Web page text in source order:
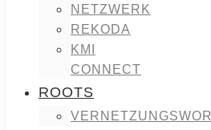
NETZWERK
REKODA
KMI
CONNECT
ROOTS